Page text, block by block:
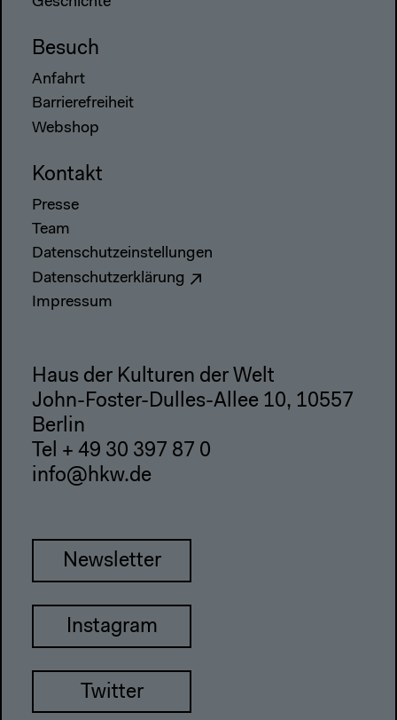
Besuch
Anfahrt
Barrierefreiheit
Webshop
Kontakt
Presse
Team
Datenschutzeinstellungen
Datenschutzerklärung
Impressum
Haus der Kulturen der Welt
John-Foster-Dulles-Allee 10, 10557
Berlin
Tel + 49 30 397 87 0
info@hkw.de
Newsletter
Instagram
Twitter